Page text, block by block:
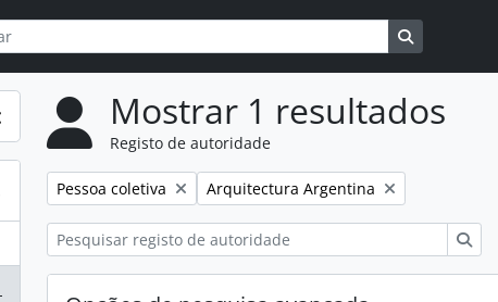
Mostrar 1 resultados
Registo de autoridade
Remover filtro:
Pessoa coletiva Remover filtro:
Arquitectura Argentina